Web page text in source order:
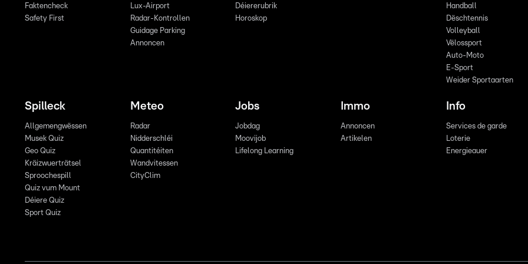
Faktencheck
Safety First
Lux-Airport
Radar-Kontrollen
Guidage Parking
Annoncen
Déiererubrik
Horoskop
Handball
Dëschtennis
Volleyball
Vëlossport
Auto-Moto
E-Sport
Weider Sportaarten
Spilleck
Allgemengwëssen
Musek Quiz
Geo Quiz
Kräizwuerträtsel
Sproochespill
Quiz vum Mount
Déiere Quiz
Sport Quiz
Meteo
Radar
Nidderschléi
Quantitéiten
Wandvitessen
CityClim
Jobs
Jobdag
Moovijob
Lifelong Learning
Immo
Annoncen
Artikelen
Info
Services de garde
Loterie
Energieauer